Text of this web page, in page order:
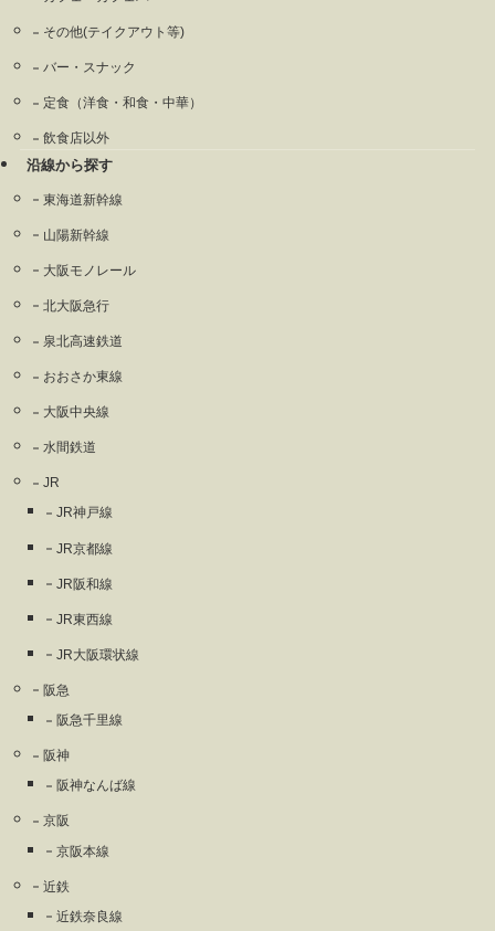
その他(テイクアウト等)
バー・スナック
定食（洋食・和食・中華）
飲食店以外
沿線から探す
東海道新幹線
山陽新幹線
大阪モノレール
北大阪急行
泉北高速鉄道
おおさか東線
大阪中央線
水間鉄道
JR
JR神戸線
JR京都線
JR阪和線
JR東西線
JR大阪環状線
阪急
阪急千里線
阪神
阪神なんば線
京阪
京阪本線
近鉄
近鉄奈良線